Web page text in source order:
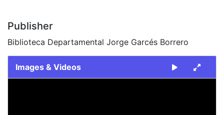
Publisher
Biblioteca Departamental Jorge Garcés Borrero
Images & Videos